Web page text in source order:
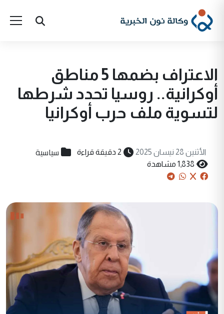
الاعتراف بضمها 5 مناطق
أوكرانية.. روسيا تحدد شرطها
لتسوية ملف حرب أوكرانيا
الأثنين 28 نيسان 2025 2 دقيقة قراءة سياسية
1,838 مشاهدة